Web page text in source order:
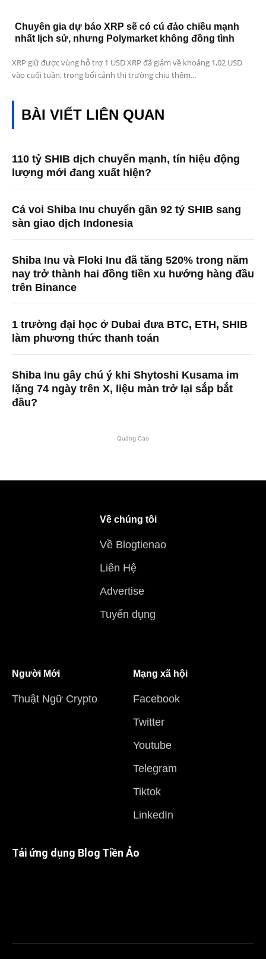
Chuyên gia dự báo XRP sẽ có cú đảo chiều mạnh
nhất lịch sử, nhưng Polymarket không đồng tình
XRP giữ được vùng hỗ trợ 1 USD XRP đã giảm về khoảng 1,02 USD
vào cuối tuần, trong bối cảnh thị trường chịu thêm...
BÀI VIẾT LIÊN QUAN
110 tỷ SHIB dịch chuyển mạnh, tín hiệu động
lượng mới đang xuất hiện?
Cá voi Shiba Inu chuyển gần 92 tỷ SHIB sang
sàn giao dịch Indonesia
Shiba Inu và Floki Inu đã tăng 520% ​​trong năm
nay trở thành hai đồng tiền xu hướng hàng đầu
trên Binance
1 trường đại học ở Dubai đưa BTC, ETH, SHIB
làm phương thức thanh toán
Shiba Inu gây chú ý khi Shytoshi Kusama im
lặng 74 ngày trên X, liệu màn trở lại sắp bắt
đầu?
Quảng Cáo
Về chúng tôi
Về Blogtienao
Liên Hệ
Advertise
Tuyển dụng
Người Mới
Thuật Ngữ Crypto
Mạng xã hội
Facebook
Twitter
Youtube
Telegram
Tiktok
LinkedIn
Tải ứng dụng Blog Tiền Ảo